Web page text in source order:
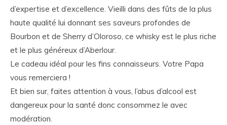
d’expertise et d’excellence. Vieilli dans des fûts de la plus
haute qualité lui donnant ses saveurs profondes de
Bourbon et de Sherry d’Oloroso, ce whisky est le plus riche
et le plus généreux d’Aberlour.
Le cadeau idéal pour les fins connaisseurs. Votre Papa
vous remerciera !
Et bien sur, faites attention à vous, l’abus d’alcool est
dangereux pour la santé donc consommez le avec
modération.